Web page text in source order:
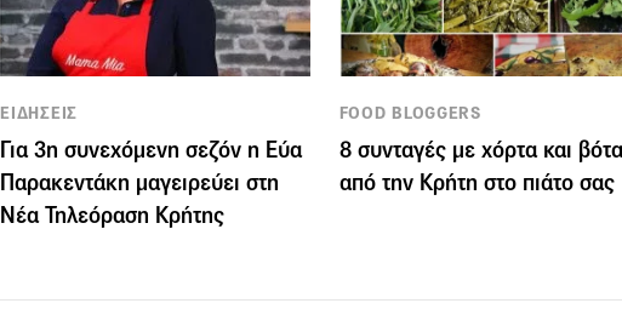
ΕΙΔΗΣΕΙΣ
Για 3η συνεχόμενη σεζόν η Εύα
Παρακεντάκη μαγειρεύει στη
Νέα Τηλεόραση Κρήτης
FOOD BLOGGERS
8 συνταγές με χόρτα και
από την Κρήτη στο πιάτο σας